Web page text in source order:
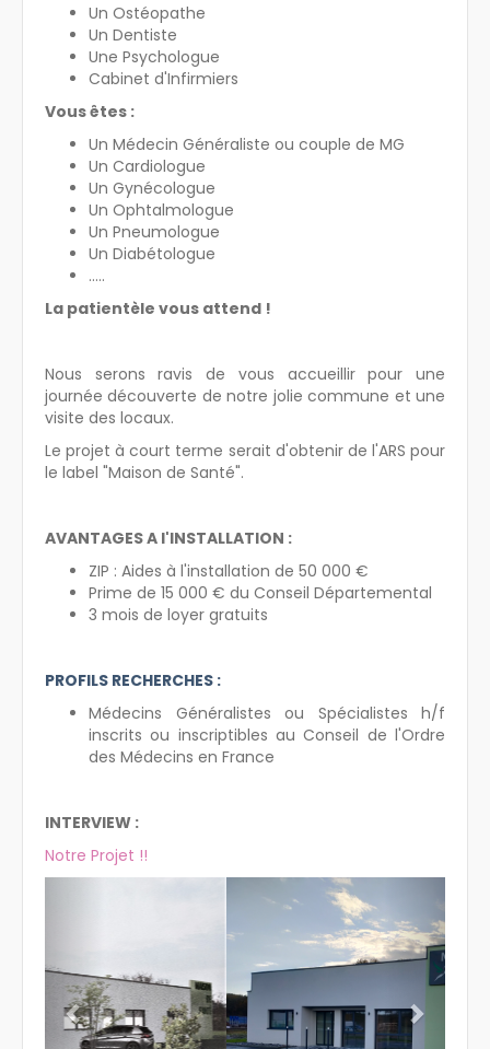
Un Ostéopathe
Un Dentiste
Une Psychologue
Cabinet d'Infirmiers
Vous êtes :
Un Médecin Généraliste ou couple de MG
Un Cardiologue
Un Gynécologue
Un Ophtalmologue
Un Pneumologue
Un Diabétologue
.....
La patientèle vous attend !
Nous serons ravis de vous accueillir pour une
journée découverte de notre jolie commune et une
visite des locaux.
Le projet à court terme serait d'obtenir de l'ARS pour
le label "Maison de Santé".
AVANTAGES A l'INSTALLATION :
ZIP : Aides à l'installation de 50 000 €
Prime de 15 000 € du Conseil Départemental
3 mois de loyer gratuits
PROFILS RECHERCHES :
Médecins Généralistes ou Spécialistes h/f
inscrits ou inscriptibles au Conseil de l'Ordre
des Médecins en France
INTERVIEW :
Notre Projet !!